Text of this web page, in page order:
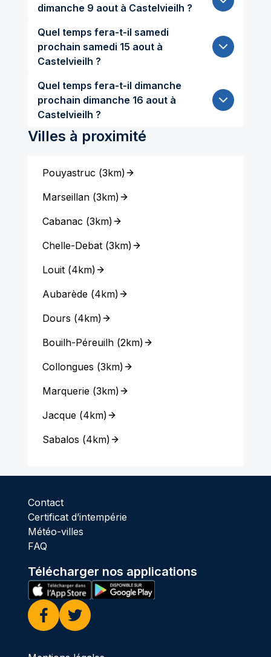
dimanche 9 aout à Castelvieilh ?
Quel temps fera-t-il samedi
prochain samedi 15 aout à
Castelvieilh ?
Quel temps fera-t-il dimanche
prochain dimanche 16 aout à
Castelvieilh ?
Villes à proximité
Pouyastruc (3km)
Marseillan(3km)
Cabanac (3km)
Chelle-Debat(3km)
Louit(4km)
Aubarède(4km)
Dours (4km)
Bouilh-Péreuilh(2km)
Collongues (3km)
Marquerie(3km)
Jacque(4km)
Sabalos (4km)
Contact
Certificat d’intempérie
Météo-villes
FAQ
Télécharger nos applications
Facebook
Twitter